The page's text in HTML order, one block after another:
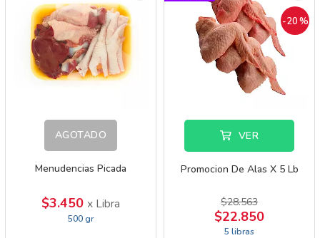
AGOTADO
Menudencias Picada
$3.450 x Libra
500 gr
-20%
VER
Promocion De Alas X 5 Lb
$28.563
$22.850
5 libras